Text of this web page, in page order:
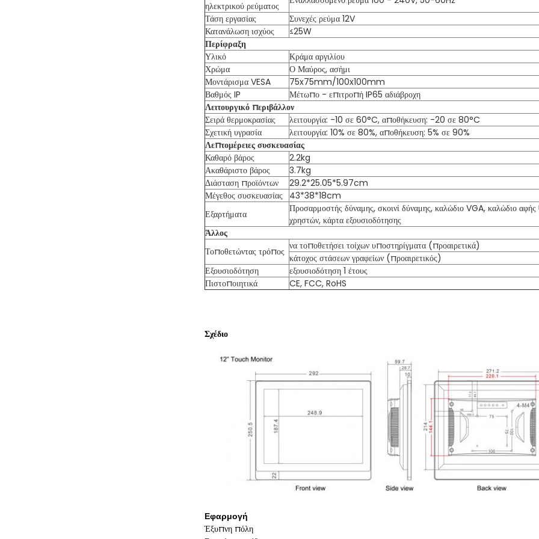
ηλεκτρικού ρεύματος
Τάση εργασίας
Συνεχές ρεύμα 12V
Κατανάλωση ισχύος
≤25W
Περίφραξη
Υλικό
Κράμα αργιλίου
Χρώμα
Ο Μαύρος, ασήμι
Μοντάρισμα VESA
75x75mm/100x100mm
Βαθμός IP
Μέτωπο - επιτροπή IP65 αδιάβροχη
Λειτουργικό περιβάλλον
Σειρά θερμοκρασίας
λειτουργία: -10 σε 60°C, αποθήκευση: -20 σε 80°C
Σχετική υγρασία
λειτουργία: 10% σε 80%, αποθήκευση: 5% σε 90%
Λεπτομέρειες συσκευασίας
Καθαρό βάρος
2.2kg
Ακαθάριστο βάρος
3.7kg
Διάσταση προϊόντων
29.2*25.05*5.97cm
Μέγεθος συσκευασίας 43*38*18cm
Εξαρτήματα
Προσαρμοστής δύναμης, σκοινί δύναμης, καλώδιο VGA, καλώδιο αφής
χρηστών, κάρτα εξουσιοδότησης
Άλλος
Τοποθετώντας τρόπος να τοποθετήσει τοίχων υποστηρίγματα (προαιρετικά)
κάτοχος στάσεων γραφείων (προαιρετικός)
Εξουσιοδότηση
εξουσιοδότηση 1 έτους
Πιστοποιητικά
CE, FCC, RoHS
Σχέδιο
Εφαρμογή
Έξυπνη πόλη